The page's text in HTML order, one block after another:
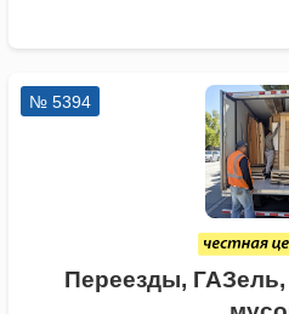
№ 5394
Переезды, ГАЗель,